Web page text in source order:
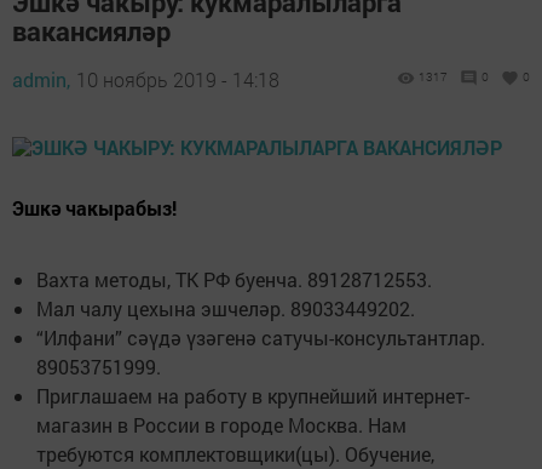
вакансияләр
admin, 10 ноябрь 2019 - 14:18 1317 0 0
Эшкә чакырабыз!
Вахта методы, ТК РФ буенча. 89128712553.
Мал чалу цехына эшчеләр. 89033449202.
“Илфани” сәүдә үзәгенә сатучы-консультантлар.
89053751999.
Приглашаем на работу в крупнейший интернет-
магазин в России в городе Москва. Нам
требуются комплектовщики(цы). Обучение,